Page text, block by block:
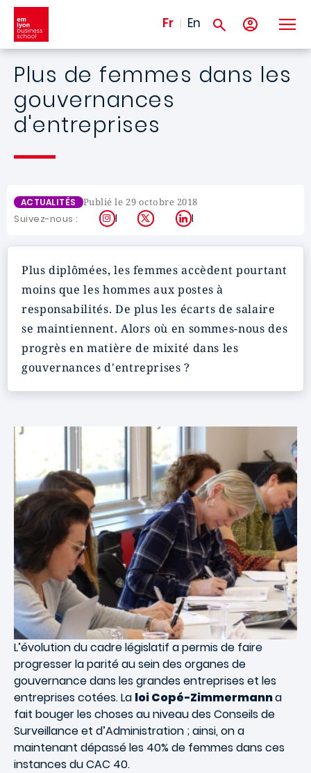
Aller au contenu principal
Fr En
Plus de femmes dans les
gouvernances
d'entreprises
ACTUALITÉS Publié le 29 octobre 2018
Suivez-nous : Instagram
X LinkedIn
Plus diplômées, les femmes accèdent pourtant
moins que les hommes aux postes à
responsabilités. De plus les écarts de salaire
se maintiennent. Alors où en sommes-nous des
progrès en matière de mixité dans les
gouvernances d'entreprises ?
L’évolution du cadre législatif a permis de faire
progresser la parité au sein des organes de
gouvernance dans les grandes entreprises et les
entreprises cotées. La loi Copé-Zimmermanna
fait bouger les choses au niveau des Conseils de
Surveillance et d’Administration ; ainsi, on a
maintenant dépassé les 40% de femmes dans ces
instances du CAC 40.